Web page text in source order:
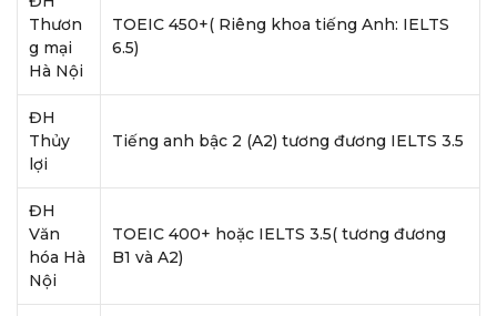
Thươn
g mại
Hà Nội
TOEIC 450+( Riêng khoa tiếng Anh: IELTS
6.5)
ĐH
Thủy
lợi
Tiếng anh bậc 2 (A2) tương đương IELTS 3.5
ĐH
Văn
hóa Hà
Nội
TOEIC 400+ hoặc IELTS 3.5( tương đương
B1 và A2)